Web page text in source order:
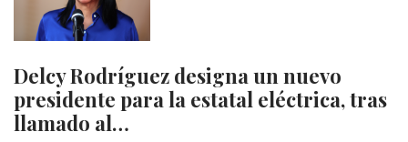
Delcy Rodríguez designa un nuevo
presidente para la estatal eléctrica, tras
llamado al…